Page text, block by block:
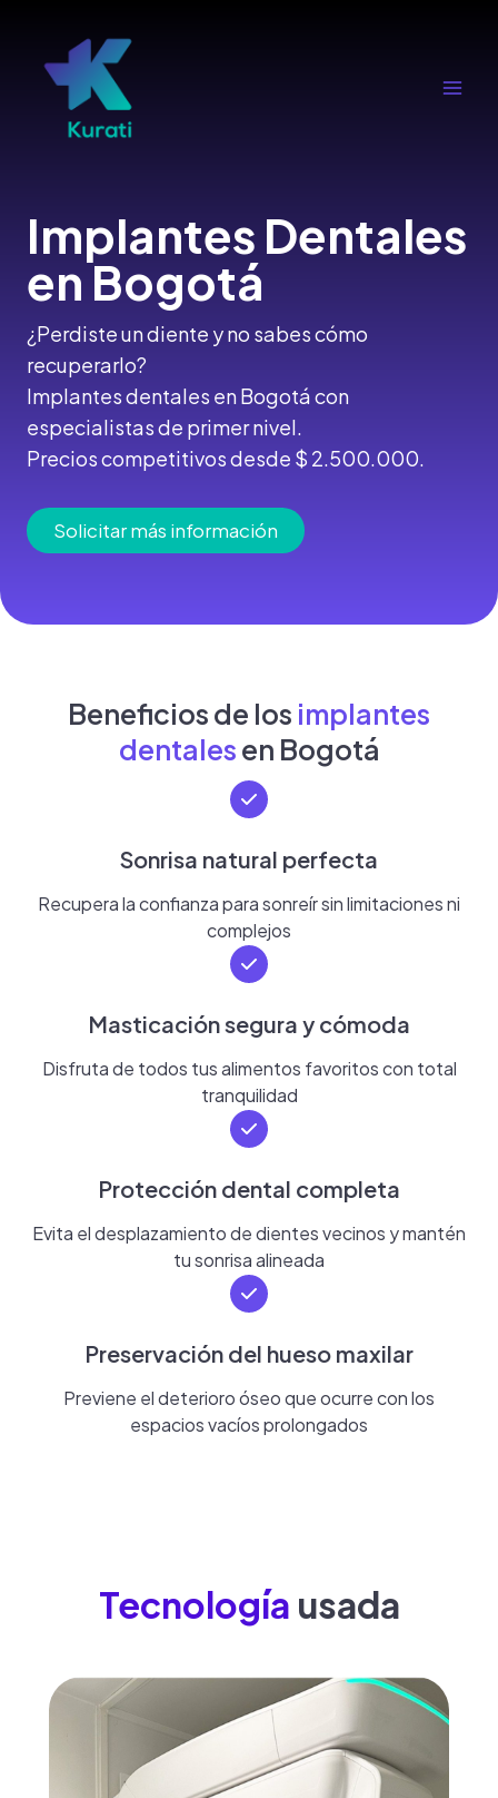
contenido
Implantes Dentales
en Bogotá
¿Perdiste un diente y no sabes cómo
recuperarlo?
Implantes dentales en Bogotá con
especialistas de primer nivel.
Precios competitivos desde $ 2.500.000.
Solicitar más información
Beneficios de los implantes
dentalesen Bogotá
Sonrisa natural perfecta
Recupera la confianza para sonreír sin limitaciones ni
complejos
Masticación segura y cómoda
Disfruta de todos tus alimentos favoritos con total
tranquilidad
Protección dental completa
Evita el desplazamiento de dientes vecinos y mantén
tu sonrisa alineada
Preservación del hueso maxilar
Previene el deterioro óseo que ocurre con los
espacios vacíos prolongados
Tecnología usada